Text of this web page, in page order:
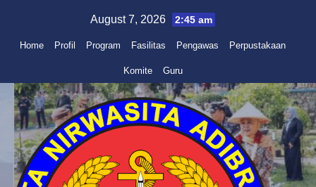
content
August 7, 2026 2:45 am
Home Profil Program Fasilitas Pengawas Perpustakaan
Komite Guru